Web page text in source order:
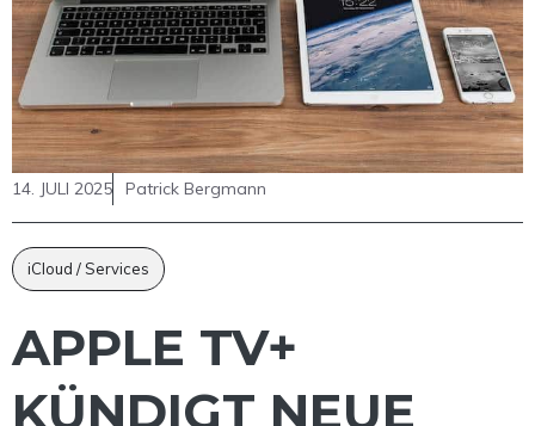
14. JULI 2025 Patrick Bergmann
iCloud / Services
APPLE TV+
KÜNDIGT NEUE